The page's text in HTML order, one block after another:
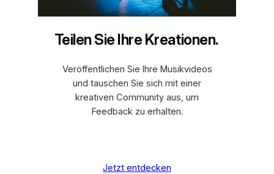
Teilen Sie Ihre Kreationen.
Veröffentlichen Sie Ihre Musikvideos
und tauschen Sie sich mit einer
kreativen Community aus, um
Feedback zu erhalten.
Jetzt entdecken